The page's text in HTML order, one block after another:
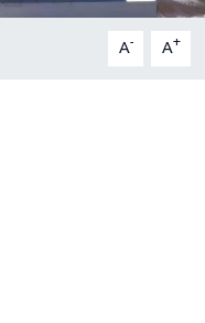
A- A+